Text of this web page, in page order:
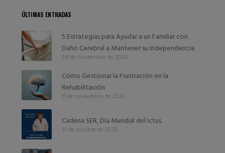
ÚLTIMAS ENTRADAS
5 Estrategias para Ayudar a un Familiar con
Daño Cerebral a Mantener su Independencia
28 de noviembre de 2025
Cómo Gestionar la Frustración en la
Rehabilitación
11 de noviembre de 2025
Cadena SER, Día Mundial del Ictus
31 de octubre de 2025